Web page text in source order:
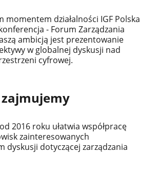
momentem działalności IGF Polska
- Forum Zarządzania
ambicją jest prezentowanie
w globalnej dyskusji nad
cyfrowej.
zajmujemy
2016 roku ułatwia współpracę
zainteresowanych
dyskusji dotyczącej zarządzania